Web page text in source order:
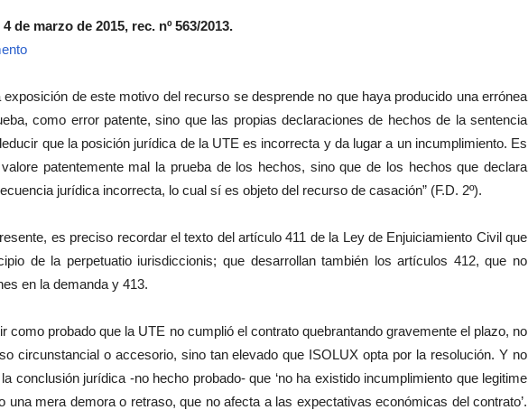
de marzo de 2015, rec. nº 563/2013.
de este motivo del recurso se desprende no que haya producido una errónea
como error patente, sino que las propias declaraciones de hechos de la sentencia
que la posición jurídica de la UTE es incorrecta y da lugar a un incumplimiento. Es
patentemente mal la prueba de los hechos, sino que de los hechos que declara
jurídica incorrecta, lo cual sí es objeto del recurso de casación” (F.D. 2º).
es preciso recordar el texto del artículo 411 de la Ley de Enjuiciamiento Civil que
de la perpetuatio iurisdiccionis; que desarrollan también los artículos 412, que no
en la demanda y 413.
como probado que la UTE no cumplió el contrato quebrantando gravemente el plazo, no
circunstancial o accesorio, sino tan elevado que ISOLUX opta por la resolución. Y no
conclusión jurídica -no hecho probado- que ‘no ha existido incumplimiento que legitime
una mera demora o retraso, que no afecta a las expectativas económicas del contrato’.